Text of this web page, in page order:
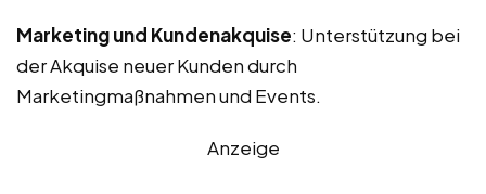
Marketing und Kundenakquise: Unterstützung bei
der Akquise neuer Kunden durch
Marketingmaßnahmen und Events.
Anzeige